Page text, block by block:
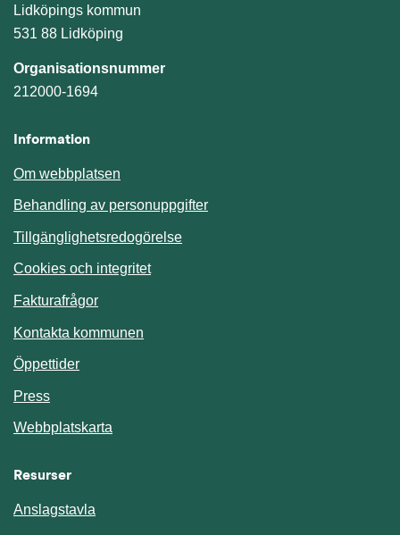
Lidköpings kommun
531 88 Lidköping
Organisationsnummer
212000-1694
Information
Om webbplatsen
Behandling av personuppgifter
Tillgänglighetsredogörelse
Cookies och integritet
Fakturafrågor
Kontakta kommunen
Öppettider
Press
Webbplatskarta
Resurser
Anslagstavla